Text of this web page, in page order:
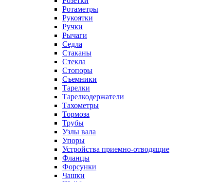
Ротаметры
Рукоятки
Ручки
Рычаги
Седла
Стаканы
Стекла
Стопоры
Съемники
Тарелки
Тарелкодержатели
Тахометры
Тормоза
Трубы
Узлы вала
Упоры
Устройства приемно-отводящие
Фланцы
Форсунки
Чашки